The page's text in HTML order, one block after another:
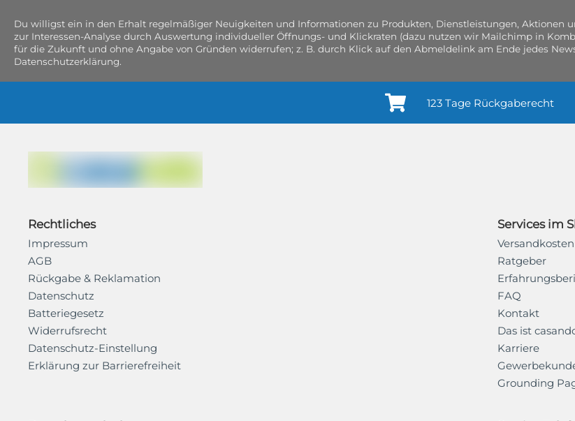
Du willigst ein in den Erhalt regelmäßiger Neuigkeiten und Informationen zu Produkten, Dienstleistungen, Aktionen
zur Interessen-Analyse durch Auswertung individueller Öffnungs- und Klickraten (dazu nutzen wir Mailchimp in
für die Zukunft und ohne Angabe von Gründen widerrufen; z. B. durch Klick auf den Abmeldelink am Ende jedes
Datenschutzerklärung.
123 Tage Rückgaberecht
Rechtliches
Impressum
AGB
Rückgabe & Reklamation
Datenschutz
Batteriegesetz
Widerrufsrecht
Datenschutz-Einstellung
Erklärung zur Barrierefreiheit
Services im
Versandkosten
Ratgeber
FAQ
Kontakt
Das ist
Karriere
Grounding